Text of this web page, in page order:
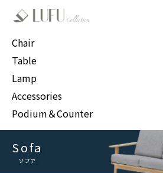
Chair
Table
Lamp
Accessories
Podium＆Counter
Sofa
ソファ